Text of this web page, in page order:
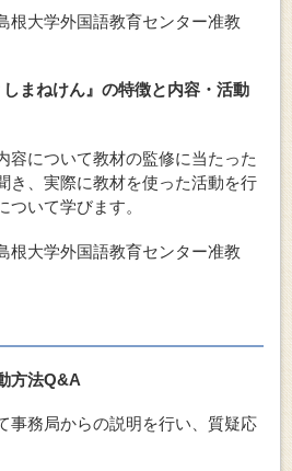
根大学外国語教育センター准教
しまねけん』の特徴と内容・活動
容について教材の監修に当たった
き、実際に教材を使った活動を行
ついて学びます。
根大学外国語教育センター准教
方法Q&A
事務局からの説明を行い、質疑応